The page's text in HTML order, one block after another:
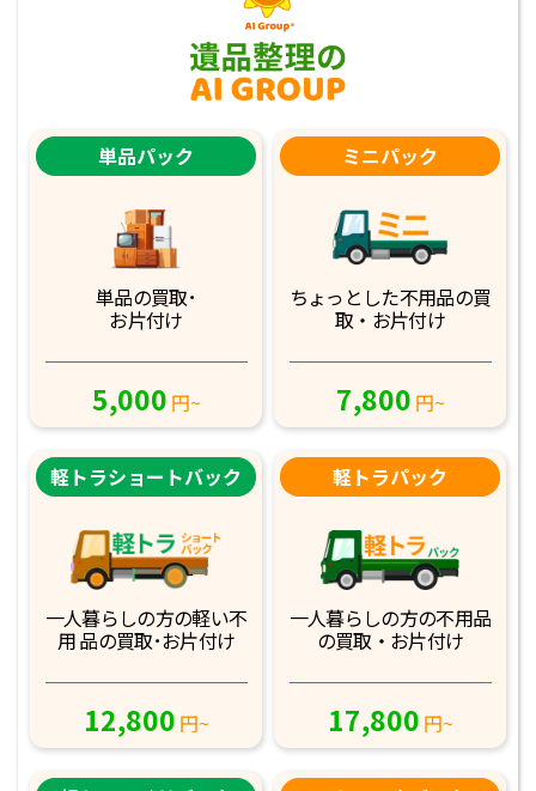
単品パック
単品の買取･
お片付け
5,000 円~
ミニパック
ちょっとした不用品の買
取・お片付け
7,800 円~
軽トラショートバック
一人暮らしの方の軽い不
用 品の買取･お片付け
12,800 円~
軽トラパック
一人暮らしの方の不用品
の買取・お片付け
17,800 円~